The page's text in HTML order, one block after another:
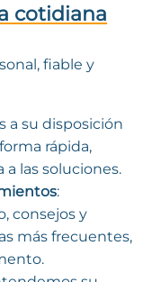
cotidiana
fiable y
a su disposición
rápida,
a las soluciones.
:
consejos y
más frecuentes,